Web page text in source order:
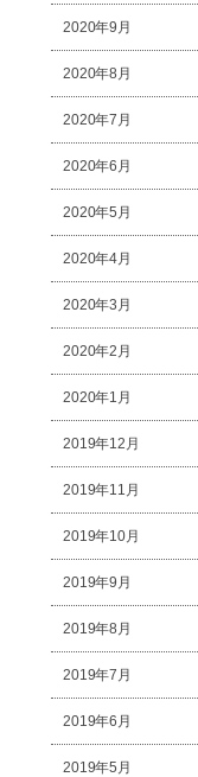
2020年9月
2020年8月
2020年7月
2020年6月
2020年5月
2020年4月
2020年3月
2020年2月
2020年1月
2019年12月
2019年11月
2019年10月
2019年9月
2019年8月
2019年7月
2019年6月
2019年5月